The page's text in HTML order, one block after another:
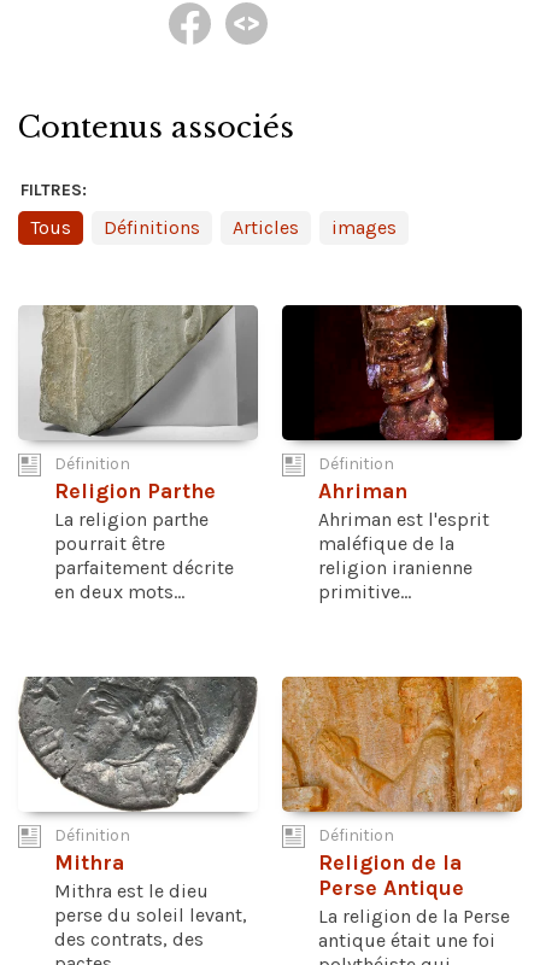
Contenus associés
FILTRES:
Tous Définitions Articles images
Définition
Religion Parthe
La religion parthe
pourrait être
parfaitement décrite
en deux mots...
Définition
Ahriman
Ahriman est l'esprit
maléfique de la
religion iranienne
primitive...
Définition
Mithra
Mithra est le dieu
perse du soleil levant,
des contrats, des
Définition
Religion de la
Perse Antique
La religion de la Perse
antique était une foi